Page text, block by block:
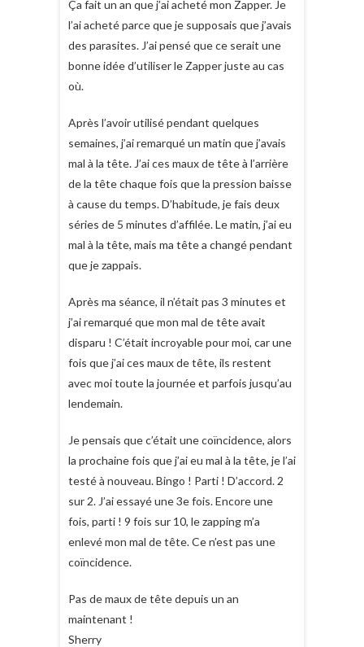
Ça fait un an que j’ai acheté mon Zapper. Je
l’ai acheté parce que je supposais que j’avais
des parasites. J’ai pensé que ce serait une
bonne idée d’utiliser le Zapper juste au cas
où.
Après l’avoir utilisé pendant quelques
semaines, j’ai remarqué un matin que j’avais
mal à la tête. J’ai ces maux de tête à l’arrière
de la tête chaque fois que la pression baisse
à cause du temps. D’habitude, je fais deux
séries de 5 minutes d’affilée. Le matin, j’ai eu
mal à la tête, mais ma tête a changé pendant
que je zappais.
Après ma séance, il n’était pas 3 minutes et
j’ai remarqué que mon mal de tête avait
disparu ! C’était incroyable pour moi, car une
fois que j’ai ces maux de tête, ils restent
avec moi toute la journée et parfois jusqu’au
lendemain.
Je pensais que c’était une coïncidence, alors
la prochaine fois que j’ai eu mal à la tête, je l’ai
testé à nouveau. Bingo ! Parti ! D’accord. 2
sur 2. J’ai essayé une 3e fois. Encore une
fois, parti ! 9 fois sur 10, le zapping m’a
enlevé mon mal de tête. Ce n’est pas une
coïncidence.
Pas de maux de tête depuis un an
maintenant !
Sherry